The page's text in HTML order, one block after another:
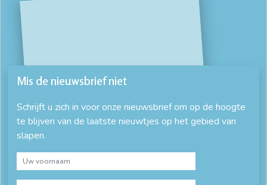
Mis de nieuwsbrief niet
Schrijft u zich in voor onze nieuwsbrief om op de hoogte
te blijven van de laatste nieuwtjes op het gebied van
slapen.